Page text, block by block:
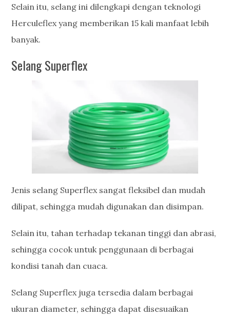
Selain itu, selang ini dilengkapi dengan teknologi
Herculeflex yang memberikan 15 kali manfaat lebih
banyak.
Selang Superflex
Jenis selang Superflex sangat fleksibel dan mudah
dilipat, sehingga mudah digunakan dan disimpan.
Selain itu, tahan terhadap tekanan tinggi dan abrasi,
sehingga cocok untuk penggunaan di berbagai
kondisi tanah dan cuaca.
Selang Superflex juga tersedia dalam berbagai
ukuran diameter, sehingga dapat disesuaikan